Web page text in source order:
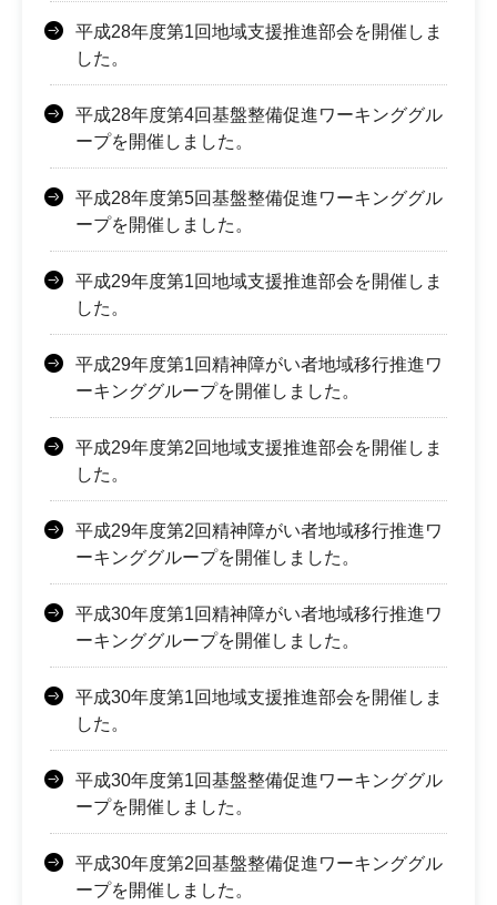
平成28年度第1回地域支援推進部会を開催しま
した。
平成28年度第4回基盤整備促進ワーキンググル
ープを開催しました。
平成28年度第5回基盤整備促進ワーキンググル
ープを開催しました。
平成29年度第1回地域支援推進部会を開催しま
した。
平成29年度第1回精神障がい者地域移行推進ワ
ーキンググループを開催しました。
平成29年度第2回地域支援推進部会を開催しま
した。
平成29年度第2回精神障がい者地域移行推進ワ
ーキンググループを開催しました。
平成30年度第1回精神障がい者地域移行推進ワ
ーキンググループを開催しました。
平成30年度第1回地域支援推進部会を開催しま
した。
平成30年度第1回基盤整備促進ワーキンググル
ープを開催しました。
平成30年度第2回基盤整備促進ワーキンググル
ープを開催しました。